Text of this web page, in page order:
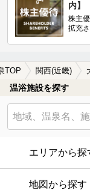
内】
株主
拡充
TOP 関西(近畿)
温浴施設を探す
エリアから探
地図から探す